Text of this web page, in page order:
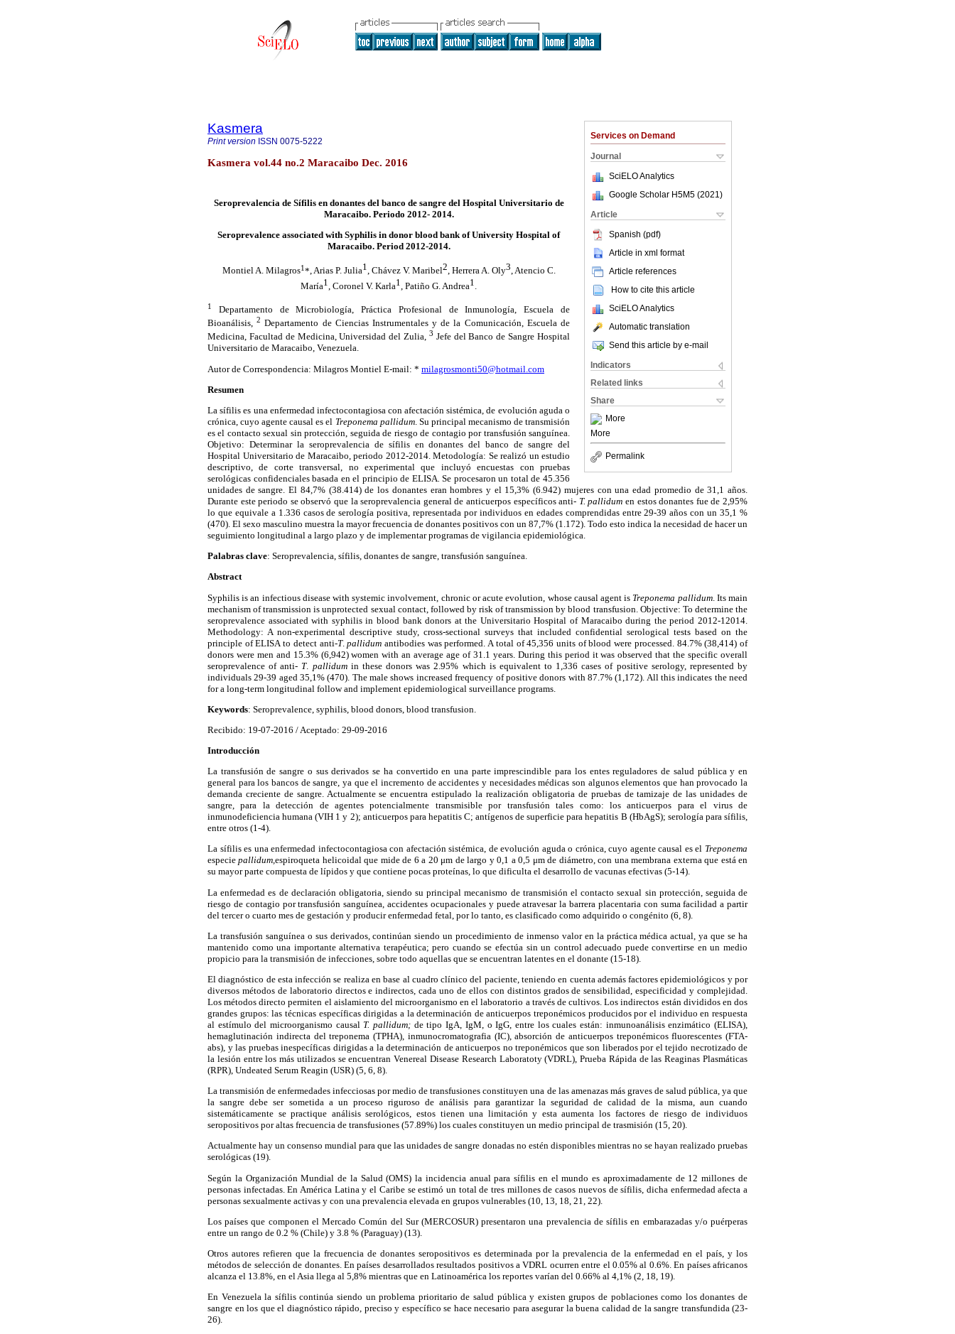
Services on Demand
Journal
SciELO Analytics
Google Scholar H5M5 (2021 )
Article
Spanish (pdf)
Article in xml format
Article references
How to cite this article
SciELO Analytics
Automatic translation
Send this article by e-mail
Indicators
Related links
Share
More
More
Permalink
Kasmera
Print version ISSN 0075-5222
Kasmera vol.44 no.2 Maracaibo Dec. 2016
Seroprevalencia de Sífilis en donantes del banco de sangre del Hospital Universitario de
Maracaibo. Periodo 2012- 2014.
Seroprevalence associated with Syphilis in donor blood bank of University Hospital of
Maracaibo. Period 2012-2014.
Montiel A. Milagros1*, Arias P. Julia1, Chávez V. Maribel2, Herrera A. Oly3, Atencio C.
María1 , Coronel V. Karla1 , Patiño G. Andrea1 .
1
Departamento de Microbiología, Práctica Profesional de Inmunología, Escuela de
Bioanálisis,2 Departamento de Ciencias Instrumentales y de la Comunicación, Escuela de
Medicina, Facultad de Medicina, Universidad del Zulia, 3 Jefe del Banco de Sangre Hospital
Universitario de Maracaibo, Venezuela.
Autor de Correspondencia: Milagros Montiel E-mail: * milagrosmonti50@hotmail.com
Resumen
La sífilis es una enfermedad infectocontagiosa con afectación sistémica, de evolución aguda o
crónica, cuyo agente causal es el Treponema pallidum. Su principal mecanismo de transmisión
es el contacto sexual sin protección, seguida de riesgo de contagio por transfusión sanguínea.
Objetivo: Determinar la seroprevalencia de sífilis en donantes del banco de sangre del
Hospital Universitario de Maracaibo, periodo 2012-2014. Metodología: Se realizó un estudio
descriptivo, de corte transversal, no experimental que incluyó encuestas con pruebas
serológicas confidenciales basada en el principio de ELISA .Se procesaron un total de 45.356
unidades de sangre. El 84,7% (38.414) de los donantes eran hombres y el 15,3% (6.942) mujeres con una edad promedio de 31,1 años.
Durante este periodo se observó que la seroprevalencia general de anticuerpos específicos anti- T. pallidumen estos donantes fue de 2,95%
lo que equivale a 1.336 casos de serología positiva, representada por individuos en edades comprendidas entre 29-39 años con un 35,1 %
(470). El sexo masculino muestra la mayor frecuencia de donantes positivos con un 87,7% (1.172). Todo esto indica la necesidad de hacer un
seguimiento longitudinal a largo plazo y de implementar programas de vigilancia epidemiológica.
Palabras clave: Seroprevalencia, sífilis, donantes de sangre, transfusión sanguínea.
Abstract
Syphilis is an infectious disease with systemic involvement, chronic or acute evolution, whose causal agent is Treponema pallidum. Its main
mechanism of transmission is unprotected sexual contact, followed by risk of transmission by blood transfusion. Objective: To determine the
seroprevalence associated with syphilis in blood bank donors at the Universitario Hospital of Maracaibo during the period 2012-12014.
Methodology: A non-experimental descriptive study, cross-sectional surveys that included confidential serological tests based on the
principle of ELISA to detect anti-T.pallidumantibodies was performed. A total of 45,356 units of blood were processed. 84.7% (38,414) of
donors were men and 15.3% (6,942) women with an average age of 31.1 years. During this period it was observed that the specific overall
seroprevalence of anti- T. pallidum in these donors was 2.95% which is equivalent to 1,336 cases of positive serology, represented by
individuals 29-39 aged 35,1% (470). The male shows increased frequency of positive donors with 87.7% (1,172). All this indicates the need
for a long-term longitudinal follow and implement epidemiological surveillance programs.
Keywords: Seroprevalence, syphilis, blood donors, blood transfusion.
Recibido: 19-07-2016 / Aceptado: 29-09-2016
Introducción
La transfusión de sangre o sus derivados se ha convertido en una parte imprescindible para los entes reguladores de salud pública y en
general para los bancos de sangre, ya que el incremento de accidentes y necesidades médicas son algunos elementos que han provocado la
demanda creciente de sangre. Actualmente se encuentra estipulado la realización obligatoria de pruebas de tamizaje de las unidades de
sangre, para la detección de agentes potencialmente transmisible por transfusión tales como: los anticuerpos para el virus de
inmunodeficiencia humana (VIH 1 y 2); anticuerpos para hepatitis C; antígenos de superficie para hepatitis B (HbAgS); serología para sífilis,
entre otros (1-4).
La sífilis es una enfermedad infectocontagiosa con afectación sistémica, de evolución aguda o crónica, cuyo agente causal es el Treponema
especiepallidum,espiroqueta helicoidal que mide de 6 a 20 μm de largo y 0,1 a 0,5 μm de diámetro, con una membrana externa que está en
su mayor parte compuesta de lípidos y que contiene pocas proteínas, lo que dificulta el desarrollo de vacunas efectivas (5-14).
La enfermedad es de declaración obligatoria, siendo su principal mecanismo de transmisión el contacto sexual sin protección, seguida de
riesgo de contagio por transfusión sanguínea, accidentes ocupacionales y puede atravesar la barrera placentaria con suma facilidad a partir
del tercer o cuarto mes de gestación y producir enfermedad fetal, por lo tanto, es clasificado como adquirido o congénito (6, 8).
La transfusión sanguínea o sus derivados, continúan siendo un procedimiento de inmenso valor en la práctica médica actual, ya que se ha
mantenido como una importante alternativa terapéutica; pero cuando se efectúa sin un control adecuado puede convertirse en un medio
propicio para la transmisión de infecciones, sobre todo aquellas que se encuentran latentes en el donante (15-18).
El diagnóstico de esta infección se realiza en base al cuadro clínico del paciente, teniendo en cuenta además factores epidemiológicos y por
diversos métodos de laboratorio directos e indirectos, cada uno de ellos con distintos grados de sensibilidad, especificidad y complejidad.
Los métodos directo permiten el aislamiento del microorganismo en el laboratorio a través de cultivos. Los indirectos están divididos en dos
grandes grupos: las técnicas específicas dirigidas a la determinación de anticuerpos treponémicos producidos por el individuo en respuesta
al estímulo del microorganismo causal T. pallidum; de tipo IgA, IgM, o IgG, entre los cuales están: inmunoanálisis enzimático (ELISA),
hemaglutinación indirecta del treponema (TPHA), inmunocromatografia (IC), absorción de anticuerpos treponémicos fluorescentes (FTA-
abs), y las pruebas inespecíficas dirigidas a la determinación de anticuerpos no treponémicos que son liberados por el tejido necrotizado de
la lesión entre los más utilizados se encuentran Venereal Disease Research Laboratoty (VDRL), Prueba Rápida de las Reaginas Plasmáticas
(RPR), Undeated Serum Reagin (USR) (5, 6, 8).
La transmisión de enfermedades infecciosas por medio de transfusiones constituyen una de las amenazas más graves de salud pública, ya que
la sangre debe ser sometida a un proceso riguroso de análisis para garantizar la seguridad de calidad de la misma, aun cuando
sistemáticamente se practique análisis serológicos, estos tienen una limitación y esta aumenta los factores de riesgo de individuos
seropositivos por altas frecuencia de transfusiones (57.89%) los cuales constituyen un medio principal de trasmisión (15, 20).
Actualmente hay un consenso mundial para que las unidades de sangre donadas no estén disponibles mientras no se hayan realizado pruebas
serológicas (19).
Según la Organización Mundial de la Salud (OMS) la incidencia anual para sífilis en el mundo es aproximadamente de 12 millones de
personas infectadas. En América Latina y el Caribe se estimó un total de tres millones de casos nuevos de sífilis, dicha enfermedad afecta a
personas sexualmente activas y con una prevalencia elevada en grupos vulnerables (10, 13, 18, 21, 22).
Los países que componen el Mercado Común del Sur (MERCOSUR) presentaron una prevalencia de sífilis en embarazadas y/o puérperas
entre un rango de 0.2 % (Chile) y 3.8 % (Paraguay) (13).
Otros autores refieren que la frecuencia de donantes seropositivos es determinada por la prevalencia de la enfermedad en el país, y los
métodos de selección de donantes. En países desarrollados resultados positivos a VDRL ocurren entre el 0.05% al 0.6%. En países africanos
alcanza el 13.8%, en el Asia llega al 5,8% mientras que en Latinoamérica los reportes varían del 0.66% al 4,1% (2, 18, 19).
En Venezuela la sífilis continúa siendo un problema prioritario de salud pública y existen grupos de poblaciones como los donantes de
sangre en los que el diagnóstico rápido, preciso y específico se hace necesario para asegurar la buena calidad de la sangre transfundida (23-
26).